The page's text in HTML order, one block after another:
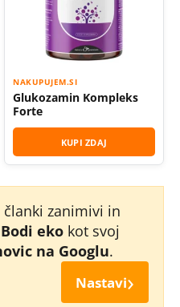
NAKUPUJEM.SI
Glukozamin Kompleks
Forte
KUPI ZDAJ
članki zanimivi in
Bodi eko kot svoj
na Googlu.
Nastavi›